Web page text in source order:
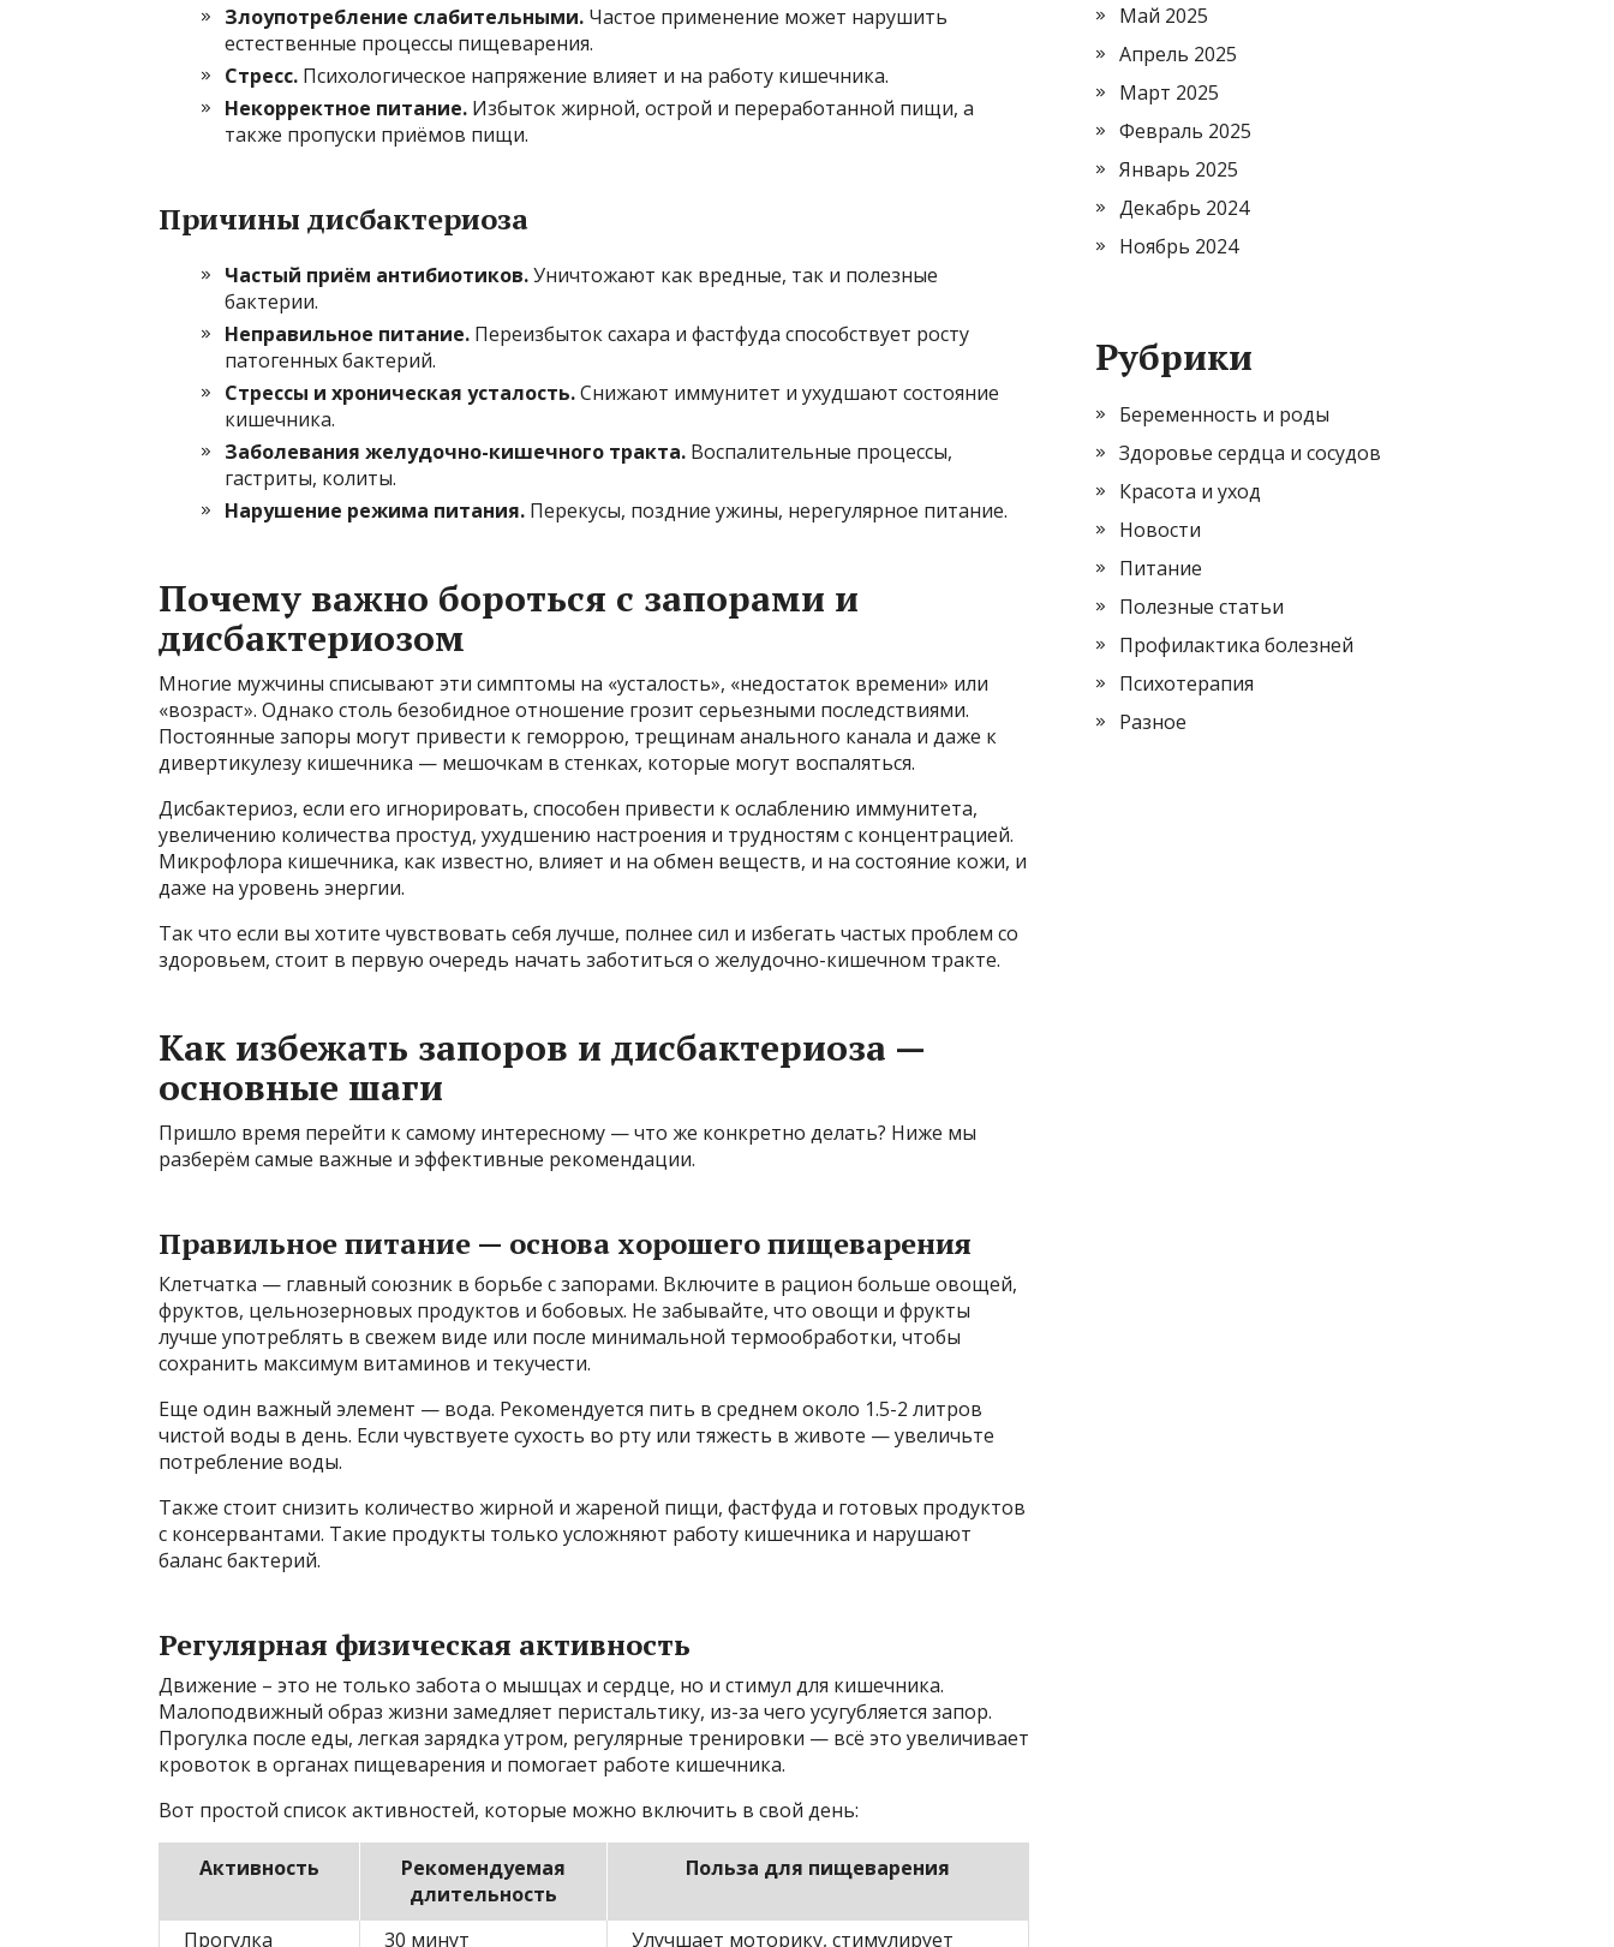
Злоупотребление слабительными. Частое применение может нарушить
естественные процессы пищеварения.
Стресс. Психологическое напряжение влияет и на работу кишечника.
Некорректное питание. Избыток жирной, острой и переработанной пищи, а
также пропуски приёмов пищи.
Причины дисбактериоза
Частый приём антибиотиков.Уничтожают как вредные, так и полезные
бактерии.
Неправильное питание. Переизбыток сахара и фастфуда способствует росту
патогенных бактерий.
Стрессы и хроническая усталость.Снижают иммунитет и ухудшают состояние
кишечника.
Заболевания желудочно-кишечного тракта. Воспалительные процессы,
гастриты, колиты.
Нарушение режима питания. Перекусы, поздние ужины, нерегулярное питание.
Почему важно бороться с запорами и
дисбактериозом
Многие мужчины списывают эти симптомы на «усталость», «недостаток времени» или
«возраст». Однако столь безобидное отношение грозит серьезными последствиями.
Постоянные запоры могут привести к геморрою, трещинам анального канала и даже к
дивертикулезу кишечника — мешочкам в стенках, которые могут воспаляться.
Дисбактериоз, если его игнорировать, способен привести к ослаблению иммунитета,
увеличению количества простуд, ухудшению настроения и трудностям с концентрацией.
Микрофлора кишечника, как известно, влияет и на обмен веществ, и на состояние кожи, и
даже на уровень энергии.
Так что если вы хотите чувствовать себя лучше, полнее сил и избегать частых проблем со
здоровьем, стоит в первую очередь начать заботиться о желудочно-кишечном тракте.
Как избежать запоров и дисбактериоза —
основные шаги
Пришло время перейти к самому интересному — что же конкретно делать? Ниже мы
разберём самые важные и эффективные рекомендации.
Правильное питание — основа хорошего пищеварения
Клетчатка — главный союзник в борьбе с запорами. Включите в рацион больше овощей,
фруктов, цельнозерновых продуктов и бобовых. Не забывайте, что овощи и фрукты
лучше употреблять в свежем виде или после минимальной термообработки, чтобы
сохранить максимум витаминов и текучести.
Еще один важный элемент — вода. Рекомендуется пить в среднем около 1.5-2 литров
чистой воды в день. Если чувствуете сухость во рту или тяжесть в животе — увеличьте
потребление воды.
Также стоит снизить количество жирной и жареной пищи, фастфуда и готовых продуктов
с консервантами. Такие продукты только усложняют работу кишечника и нарушают
баланс бактерий.
Регулярная физическая активность
Движение – это не только забота о мышцах и сердце, но и стимул для кишечника.
Малоподвижный образ жизни замедляет перистальтику, из-за чего усугубляется запор.
Прогулка после еды, легкая зарядка утром, регулярные тренировки — всё это увеличивает
кровоток в органах пищеварения и помогает работе кишечника.
Вот простой список активностей, которые можно включить в свой день:
Активность
Рекомендуемая
длительность
Польза для пищеварения
Прогулка 30 минут Улучшает моторику, стимулирует
Май 2025
Апрель 2025
Март 2025
Февраль 2025
Январь 2025
Декабрь 2024
Ноябрь 2024
Рубрики
Беременность и роды
Здоровье сердца и сосудов
Красота и уход
Новости
Питание
Полезные статьи
Профилактика болезней
Психотерапия
Разное